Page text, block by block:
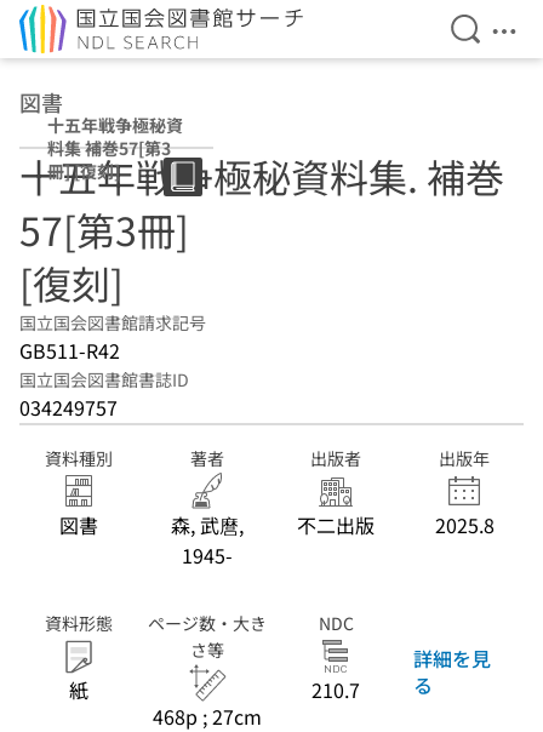
検索を
メ
図書
十五年戦争極秘資
料集 補巻57[第3
冊] [復刻]
十五年戦争極秘資料集. 補巻
57[第3冊]
[復刻]
国立国会図書館請求記号
GB511-R42
国立国会図書館書誌ID
034249757
資料種別
図書
著者
森, 武麿,
1945-
出版者
不二出版
出版年
2025.8
資料形態
紙
ページ数・大き
さ等
468p ; 27cm
NDC
210.7
詳細を見
る